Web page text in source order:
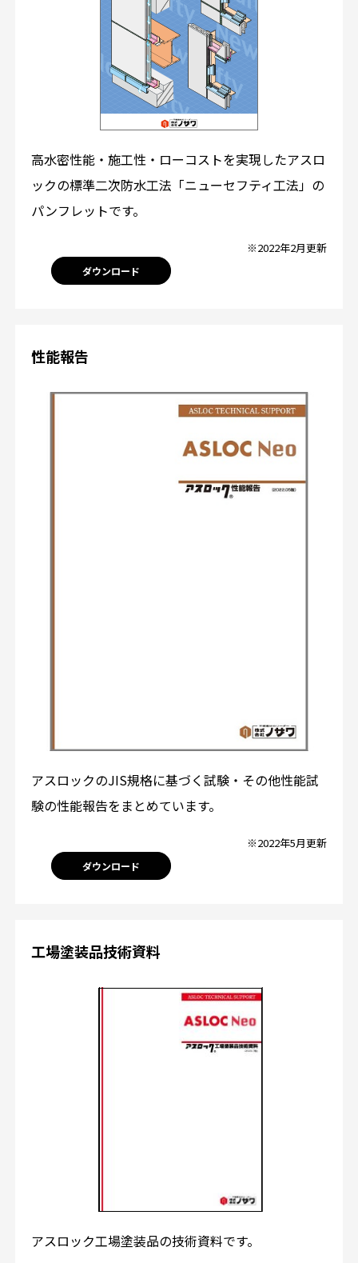
高水密性能・施工性・ローコストを実現したアスロ
ックの標準二次防水工法「ニューセフティ工法」の
パンフレットです。
※2022年2月更新
ダウンロード
性能報告
アスロックのJIS規格に基づく試験・その他性能試
験の性能報告をまとめています。
※2022年5月更新
ダウンロード
工場塗装品技術資料
アスロック工場塗装品の技術資料です。